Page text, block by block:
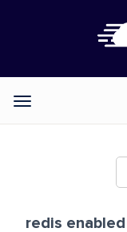
Categories
redis